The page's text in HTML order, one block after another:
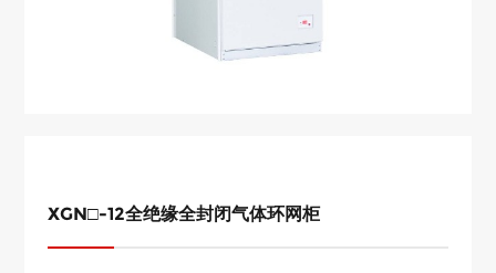
XGN□-12全绝缘全封闭气体环网柜